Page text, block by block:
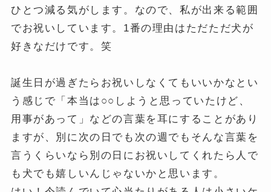
ひとつ減る気がします。なので、私が出来る範囲
でお祝いしています。1番の理由はただただ犬が
好きなだけです。笑
誕生日が過ぎたらお祝いしなくてもいいかなとい
う感じで「本当は○○しようと思っていたけど、
用事があって」などの言葉を耳にすることがあり
ますが、別に次の日でも次の週でもそんな言葉を
言うくらいなら別の日にお祝いしてくれたら人で
も犬でも嬉しいんじゃないかと思います。